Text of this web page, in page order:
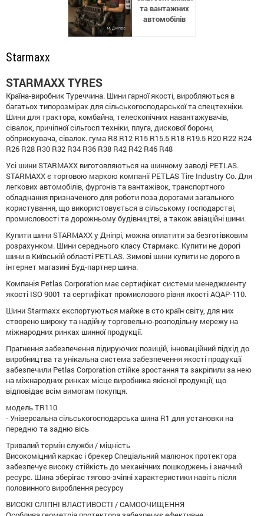
та вантажних
автомобілів
Starmaxx
STARMAXX TYRES
Країна-виробник Туреччина. Шини гарної якості, виробляються в
багатьох типорозмірах для сільськогосподарської та спецтехніки.
Шини для трактора, комбайна, телескопічних навантажувачів,
сівалок, причіпної сільгосп техніки, плуга, дискової борони,
обприскувача, сівалок. гума R8 R12 R15 R15.5 R18 R19.5 R20 R22 R24
R26 R28 R30 R32 R34 R36 R38 R42 R42 R46 R48
Усі шини STARMAXX виготовляються на шинному заводі PETLAS.
STARMAXX є торговою маркою компанії PETLAS Tire Industry Co. Для
легкових автомобілів, фургонів та вантажівок, транспортного
обладнання призначеного для роботи поза дорогами загального
користування, що використовується в сільському господарстві,
промисловості та дорожньому будівництві, а також авіаційні шини.
Купити шини STARMAXX у Дніпрі, можна оплатити за безготівковим
розрахунком. Шини середнього класу Стармакс. Купити не дорогі
шини в Київській області PETLAS. Зимові шини купити не дорого в
інтернет магазині Буд-партнер шина.
Компанія Petlas Corporation має сертифікат системи менеджменту
якості ISO 9001 та сертифікат промислового рівня якості AQAP-110.
Шини Starmaxx експортуються майже в сто країн світу, для них
створено широку та надійну торговельно-розподільну мережу на
міжнародних ринках шинної продукції.
Прагнення забезпечення лідируючих позицій, інноваційний підхід до
виробництва та унікальна система забезпечення якості продукції
забезпечили Petlas Corporation стійке зростання та закріпили за нею
на міжнародних ринках місце виробника якісної продукції, що
відповідає всім вимогам покупця.
модель TR110
- Універсальна сільськогосподарська шина R1 для установки на
передню та задню вісь
Тривалий термін служби / міцність
Високоміцний каркас і брекер Спеціальний малюнок протектора
забезпечує високу стійкість до механічних пошкоджень і значний
ресурс. Шина зберігає тягово-зчіпні характеристики навіть після
половинного вироблення ресурсу
ВИСОКІ СЛІПНІ ВЛАСТИВОСТІ / САМООЧИЩЕННЯ